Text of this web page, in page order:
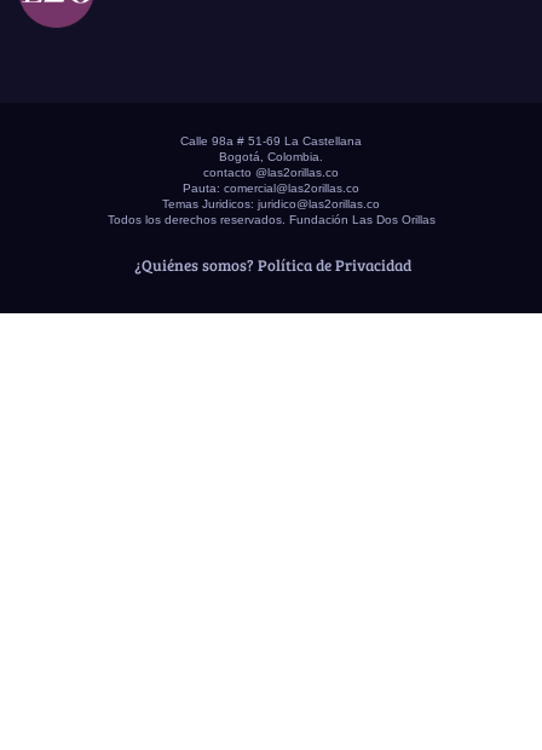
Calle 98a # 51-69 La Castellana
Bogotá, Colombia.
contacto @las2orillas.co
Pauta: comercial@las2orillas.co
Temas Juridicos: juridico@las2orillas.co
Todos los derechos reservados. Fundación Las Dos Orillas
¿Quiénes somos? Política de Privacidad